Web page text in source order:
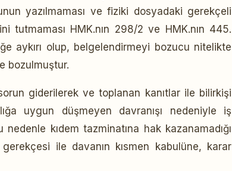
yazılmaması ve fiziki dosyadaki gerekçeli
tutmaması HMK.nın 298/2 ve HMK.nın 445.
aykırı olup, belgelendirmeyi bozucu nitelikte
bozulmuştur.
giderilerek ve toplanan kanıtlar ile bilirkişi
uygun düşmeyen davranışı nedeniyle iş
kıdem tazminatına hak kazanamadığı
ile davanın kısmen kabulüne, karar